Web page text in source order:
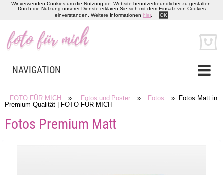
Wir verwenden Cookies um die Nutzung der Website benutzerfreundlicher zu gestalten.
Durch die Nutzung unserer Dienste erklären Sie sich mit dem Einsatz von Cookies
einverstanden. Weitere Informationen hier. OK
NAVIGATION
FOTO FÜR MICH » Fotos und Poster » Fotos
» Fotos Matt in
Premium-Qualität | FOTO FÜR MICH
Fotos Premium Matt